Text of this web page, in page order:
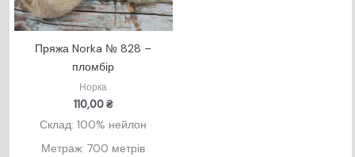
Пряжа Norka № 828 –
пломбір
Норка
110,00₴
Склад: 100% нейлон
Метраж: 700 метрів